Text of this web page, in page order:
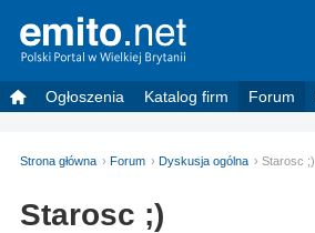
Ogłoszenia Katalog firm Forum
Strona główna Forum Dyskusja ogólna Starosc ;)
Starosc ;)